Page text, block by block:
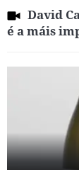
David
é a máis